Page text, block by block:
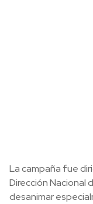
La campaña fue
Dirección
desanimar